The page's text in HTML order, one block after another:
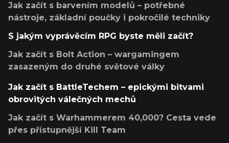
Jak začít s barvením modelů – potřebné
nástroje, základní poučky i pokročilé techniky
S jakým vyprávěcím RPG byste měli začít?
Jak začít s Bolt Action – wargamingem
zasazeným do druhé světové války
Jak začít s BattleTechem – epickými bitvami
obrovitých válečných mechů
Jak začít s Warhammerem 40,000? Cesta vede
přes přístupnější Kill Team